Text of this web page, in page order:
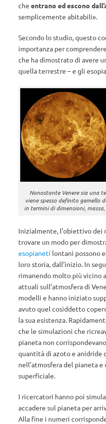
che entrano ed escono
semplicemente abitabili».
Secondo lo studio, questo
importanza per
che ha dimostrato di avere
quella terrestre – e gli
Nonostante Venere sia una
viene spesso definito gemello
in termini di dimensioni,
Inizialmente, l’obiettivo dei
trovare un modo per
esopianeti lontani possono
loro storia, dall’inizio. In
rimanendo molto più vicino
attuali sull’atmosfera di
modelli e hanno iniziato
avuto quel cosiddetto
la sua esistenza.
che le simulazioni che
pianeta non
quantità di azoto e anidride
nell’atmosfera del pianeta
superficiale.
I ricercatori hanno poi
accadere sul pianeta per
Alla fine i numeri